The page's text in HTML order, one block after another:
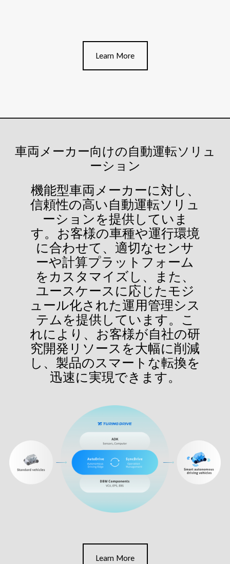
Learn More
車両メーカー向けの自動運転ソリュ
ーション
機能型車両メーカーに対し、
信頼性の高い自動運転ソリュ
ーションを提供していま
す。お客様の車種や運行環境
に合わせて、適切なセンサ
ーや計算プラットフォーム
をカスタマイズし、また、
ユースケースに応じたモジ
ュール化された運用管理シス
テムを提供しています。こ
れにより、お客様が自社の研
究開発リソースを大幅に削減
し、製品のスマートな転換を
迅速に実現できます。
Learn More